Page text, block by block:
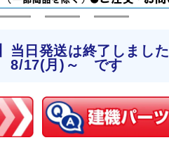
当日発送は終了しました
8/17(月)～ です